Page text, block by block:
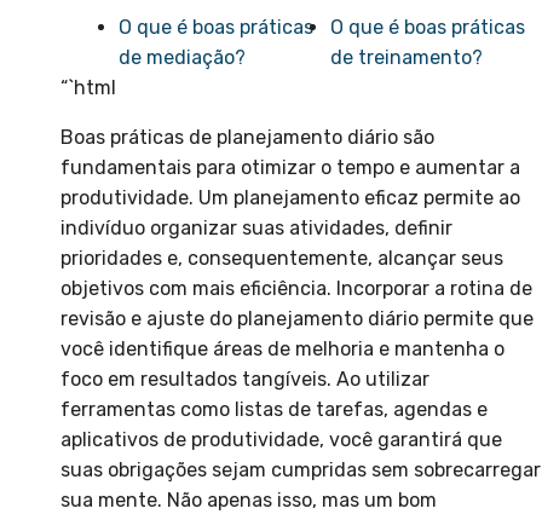
O que é boas práticas
de mediação?
O que é boas práticas
de treinamento?
“`html
Boas práticas de planejamento diário são
fundamentais para otimizar o tempo e aumentar a
produtividade. Um planejamento eficaz permite ao
indivíduo organizar suas atividades, definir
prioridades e, consequentemente, alcançar seus
objetivos com mais eficiência. Incorporar a rotina de
revisão e ajuste do planejamento diário permite que
você identifique áreas de melhoria e mantenha o
foco em resultados tangíveis. Ao utilizar
ferramentas como listas de tarefas, agendas e
aplicativos de produtividade, você garantirá que
suas obrigações sejam cumpridas sem sobrecarregar
sua mente. Não apenas isso, mas um bom